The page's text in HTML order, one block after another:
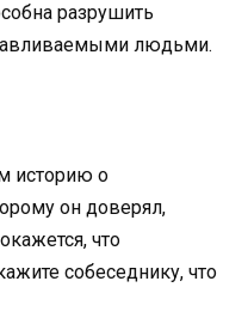
разрушить
людьми.
историю о
он доверял,
что
собеседнику, что